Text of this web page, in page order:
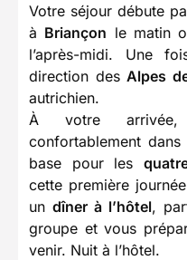
Votre séjour débute
à Briançon le matin
l’après-midi. Une
direction des Alpes
autrichien.
À votre
confortablement dans
base pour les
cette première
un dîner à l’hôtel,
groupe et vous
venir. Nuit à l’hôtel.